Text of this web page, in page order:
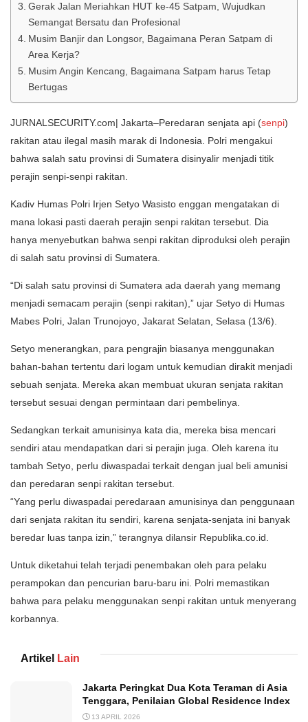
Gerak Jalan Meriahkan HUT ke-45 Satpam, Wujudkan
Semangat Bersatu dan Profesional
Musim Banjir dan Longsor, Bagaimana Peran Satpam di
Area Kerja?
Musim Angin Kencang, Bagaimana Satpam harus Tetap
Bertugas
JURNALSECURITY.com| Jakarta–Peredaran senjata api (senpi)
rakitan atau ilegal masih marak di Indonesia. Polri mengakui
bahwa salah satu provinsi di Sumatera disinyalir menjadi titik
perajin senpi-senpi rakitan.
Kadiv Humas Polri Irjen Setyo Wasisto enggan mengatakan di
mana lokasi pasti daerah perajin senpi rakitan tersebut. Dia
hanya menyebutkan bahwa senpi rakitan diproduksi oleh perajin
di salah satu provinsi di Sumatera.
“Di salah satu provinsi di Sumatera ada daerah yang memang
menjadi semacam perajin (senpi rakitan),” ujar Setyo di Humas
Mabes Polri, Jalan Trunojoyo, Jakarat Selatan, Selasa (13/6).
Setyo menerangkan, para pengrajin biasanya menggunakan
bahan-bahan tertentu dari logam untuk kemudian dirakit menjadi
sebuah senjata. Mereka akan membuat ukuran senjata rakitan
tersebut sesuai dengan permintaan dari pembelinya.
Sedangkan terkait amunisinya kata dia, mereka bisa mencari
sendiri atau mendapatkan dari si perajin juga. Oleh karena itu
tambah Setyo, perlu diwaspadai terkait dengan jual beli amunisi
dan peredaran senpi rakitan tersebut.
“Yang perlu diwaspadai peredaraan amunisinya dan penggunaan
dari senjata rakitan itu sendiri, karena senjata-senjata ini banyak
beredar luas tanpa izin,” terangnya dilansir Republika.co.id.
Untuk diketahui telah terjadi penembakan oleh para pelaku
perampokan dan pencurian baru-baru ini. Polri memastikan
bahwa para pelaku menggunakan senpi rakitan untuk menyerang
korbannya.
Artikel Lain
Jakarta Peringkat Dua Kota Teraman di Asia
Tenggara, Penilaian Global Residence Index
13 APRIL 2026